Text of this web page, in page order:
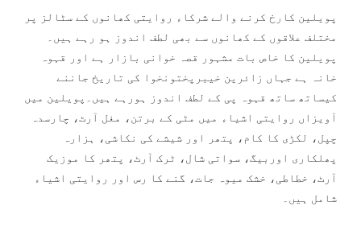
پویلین کارخ کرنے والے شرکاء روایتی کھانوں کے سٹالز پر
مختلف علاقوں کے کھانوں سے بھی لطف اندوز ہو رہے ہیں۔
پویلین کا خاص بات مشہور قصہ خوانی بازار ہے اور قہوہ
خانہ ہے جہاں زائرین خیبرپختونخوا کی تاریخ جاننے
کیساتھ ساتھ قہوہ پی کے لطف اندوز ہورہے ہیں۔پویلین میں
آویزاں روایتی اشیاء میں مٹی کے برتن، مغل آرٹ، چارسدہ
چپل، لکڑی کا کام، پتھر اور شیشے کی نکاشی، ہزارہ
پھلکاری اوربیگ، سواتی شال، ٹرک آرٹ، پتھر کا موزیک
آرٹ، خطاطی، خشک میوہ جات، گنے کا رس اور روایتی اشیاء
شامل ہیں۔